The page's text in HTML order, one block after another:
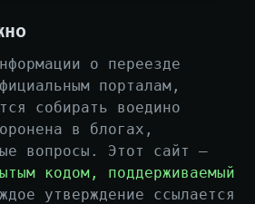
о переезде
порталам,
собирать воедино
в блогах,
вопросы. Этот сайт —
кодом, поддерживаемый
утверждение ссылается